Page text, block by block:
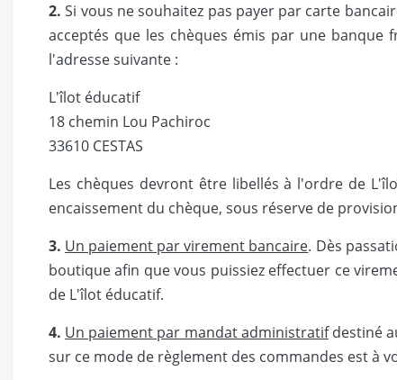
2. Si vous ne souhaitez pas payer par carte
acceptés que les chèques émis par une
l'adresse suivante :
L'îlot éducatif
18 chemin Lou Pachiroc
33610 CESTAS
Les chèques devront être libellés à l'ordre de
encaissement du chèque, sous réserve de
3. Un paiement par virement bancaire. Dès
boutique afin que vous puissiez effectuer ce
de L'îlot éducatif.
4. Un paiement par mandat administratifdestiné
sur ce mode de règlement des commandes est à